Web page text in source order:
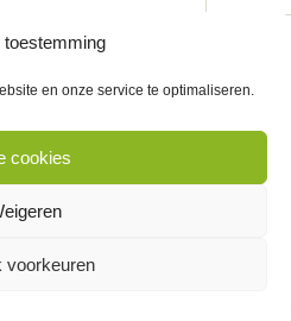
toestemming
en onze service te optimaliseren.
cookies
voorkeuren